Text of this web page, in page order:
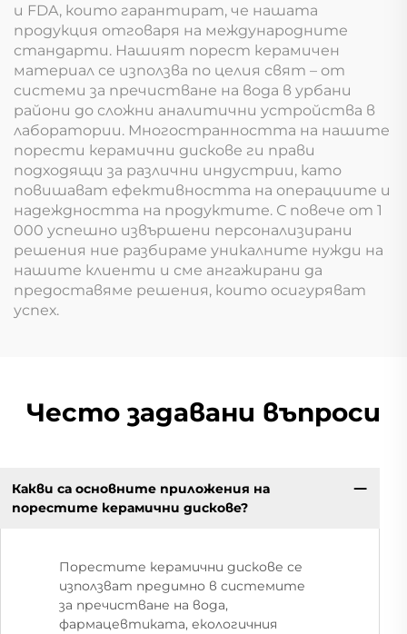
и FDA, които гарантират, че нашата
продукция отговаря на международните
стандарти. Нашият порест керамичен
материал се използва по целия свят – от
системи за пречистване на вода в урбани
райони до сложни аналитични устройства в
лаборатории. Многостранността на нашите
порести керамични дискове ги прави
подходящи за различни индустрии, като
повишават ефективността на операциите и
надеждността на продуктите. С повече от 1
000 успешно извършени персонализирани
решения ние разбираме уникалните нужди на
нашите клиенти и сме ангажирани да
предоставяме решения, които осигуряват
успех.
Често задавани въпроси
Какви са основните приложения на
порестите керамични дискове?
Порестите керамични дискове се
използват предимно в системите
за пречистване на вода,
фармацевтиката, екологичния